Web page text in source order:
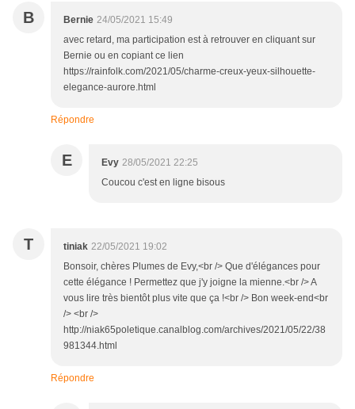
B Bernie 24/05/2021 15:49
avec retard, ma participation est à retrouver en cliquant sur
Bernie ou en copiant ce lien
https://rainfolk.com/2021/05/charme-creux-yeux-silhouette-
elegance-aurore.html
Répondre
E Evy 28/05/2021 22:25
Coucou c'est en ligne bisous
T tiniak 22/05/2021 19:02
Bonsoir, chères Plumes de Evy,<br /> Que d'élégances pour
cette élégance ! Permettez que j'y joigne la mienne.<br /> A
vous lire très bientôt plus vite que ça !<br /> Bon week-end<br
/> <br />
http://niak65poletique.canalblog.com/archives/2021/05/22/38
981344.html
Répondre